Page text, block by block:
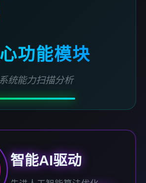
功能模块
系统能力扫描分析
智能AI驱动